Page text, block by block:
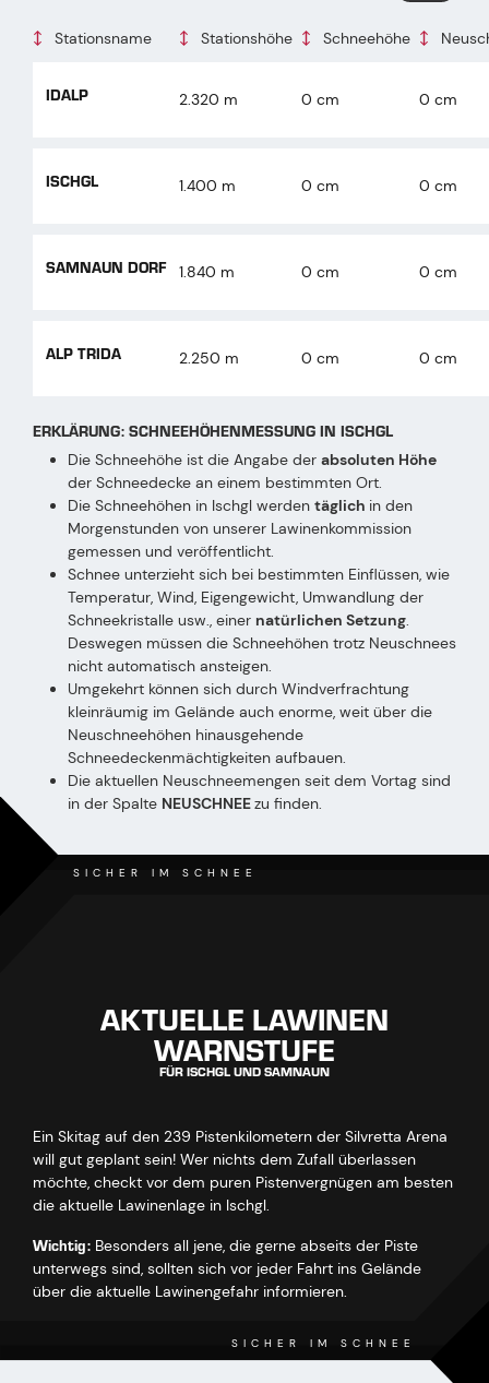
Stationsname Stationshöhe Schneehöhe
IDALP 2.320 m 0 cm 0 cm
ISCHGL 1.400 m 0 cm 0 cm
SAMNAUN DORF 1.840 m 0 cm 0 cm
ALP TRIDA 2.250 m 0 cm 0 cm
ERKLÄRUNG: SCHNEEHÖHENMESSUNG IN ISCHGL
Die Schneehöhe ist die Angabe der absoluten Höhe
der Schneedecke an einem bestimmten Ort.
Die Schneehöhen in Ischgl werden täglich in den
Morgenstunden von unserer Lawinenkommission
gemessen und veröffentlicht.
Schnee unterzieht sich bei bestimmten Einflüssen, wie
Temperatur, Wind, Eigengewicht, Umwandlung der
Schneekristalle usw., einer natürlichen Setzung.
Deswegen müssen die Schneehöhen trotz Neuschnees
nicht automatisch ansteigen.
Umgekehrt können sich durch Windverfrachtung
kleinräumig im Gelände auch enorme, weit über die
Neuschneehöhen hinausgehende
Schneedeckenmächtigkeiten aufbauen.
Die aktuellen Neuschneemengen seit dem Vortag sind
in der Spalte NEUSCHNEEzu finden.
SICHER IM SCHNEE
AKTUELLE LAWINEN
WARNSTUFE
FÜR ISCHGL UND SAMNAUN
Ein Skitag auf den 239 Pistenkilometern der Silvretta Arena
will gut geplant sein! Wer nichts dem Zufall überlassen
möchte, checkt vor dem puren Pistenvergnügen am besten
die aktuelle Lawinenlage in Ischgl.
Wichtig: Besonders all jene, die gerne abseits der Piste
unterwegs sind, sollten sich vor jeder Fahrt ins Gelände
über die aktuelle Lawinengefahr informieren.
SICHER IM SCHNEE